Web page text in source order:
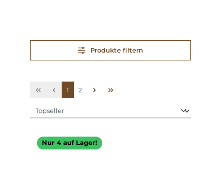
Produkte filtern
Seite
1 Seite
2
Nur 4 auf Lager!